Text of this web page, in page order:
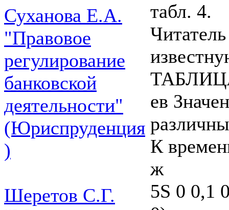
Суханова Е.А.
"Правовое
регулирование
банковской
деятельности"
(Юриспруденция
)
Шеретов С.Г.
табл. 4.
ев
К
ж
5S 0 0,1